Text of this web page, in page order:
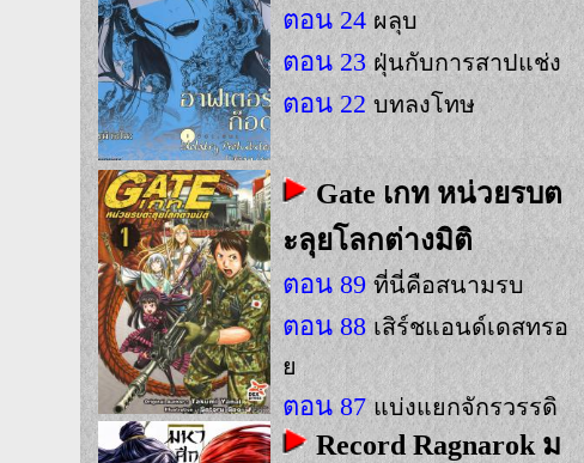
ตอน 24 ผลุบ
ตอน 23 ฝุ่นกับการสาปแช่ง
ตอน 22 บทลงโทษ
Gate เกท หน่วยรบต
ะลุยโลกต่างมิติ
ตอน 89 ที่นี่คือสนามรบ
ตอน 88 เสิร์ชแอนด์เดสทรอ
ย
ตอน 87 แบ่งแยกจักรวรรดิ
Record Ragnarok ม